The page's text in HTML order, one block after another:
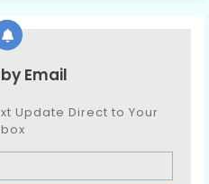
Email
Update Direct to Your